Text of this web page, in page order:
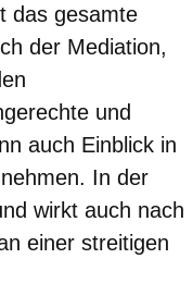
das gesamte
der Mediation,
und
auch Einblick in
In der
wirkt auch nach
einer streitigen